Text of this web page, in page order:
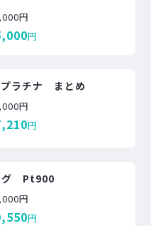
円
円
ラチナ まとめ
円
円
グ Pt900
円
円